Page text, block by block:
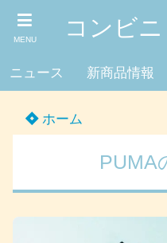
MENU コンビ
ニュース 新商品情報
ホーム
PUMA